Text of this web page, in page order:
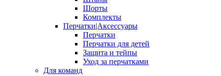
Шорты
Комплекты
Перчатки|Аксессуары
Перчатки
Перчатки для детей
Защита и тейпы
Уход за перчатками
Для команд